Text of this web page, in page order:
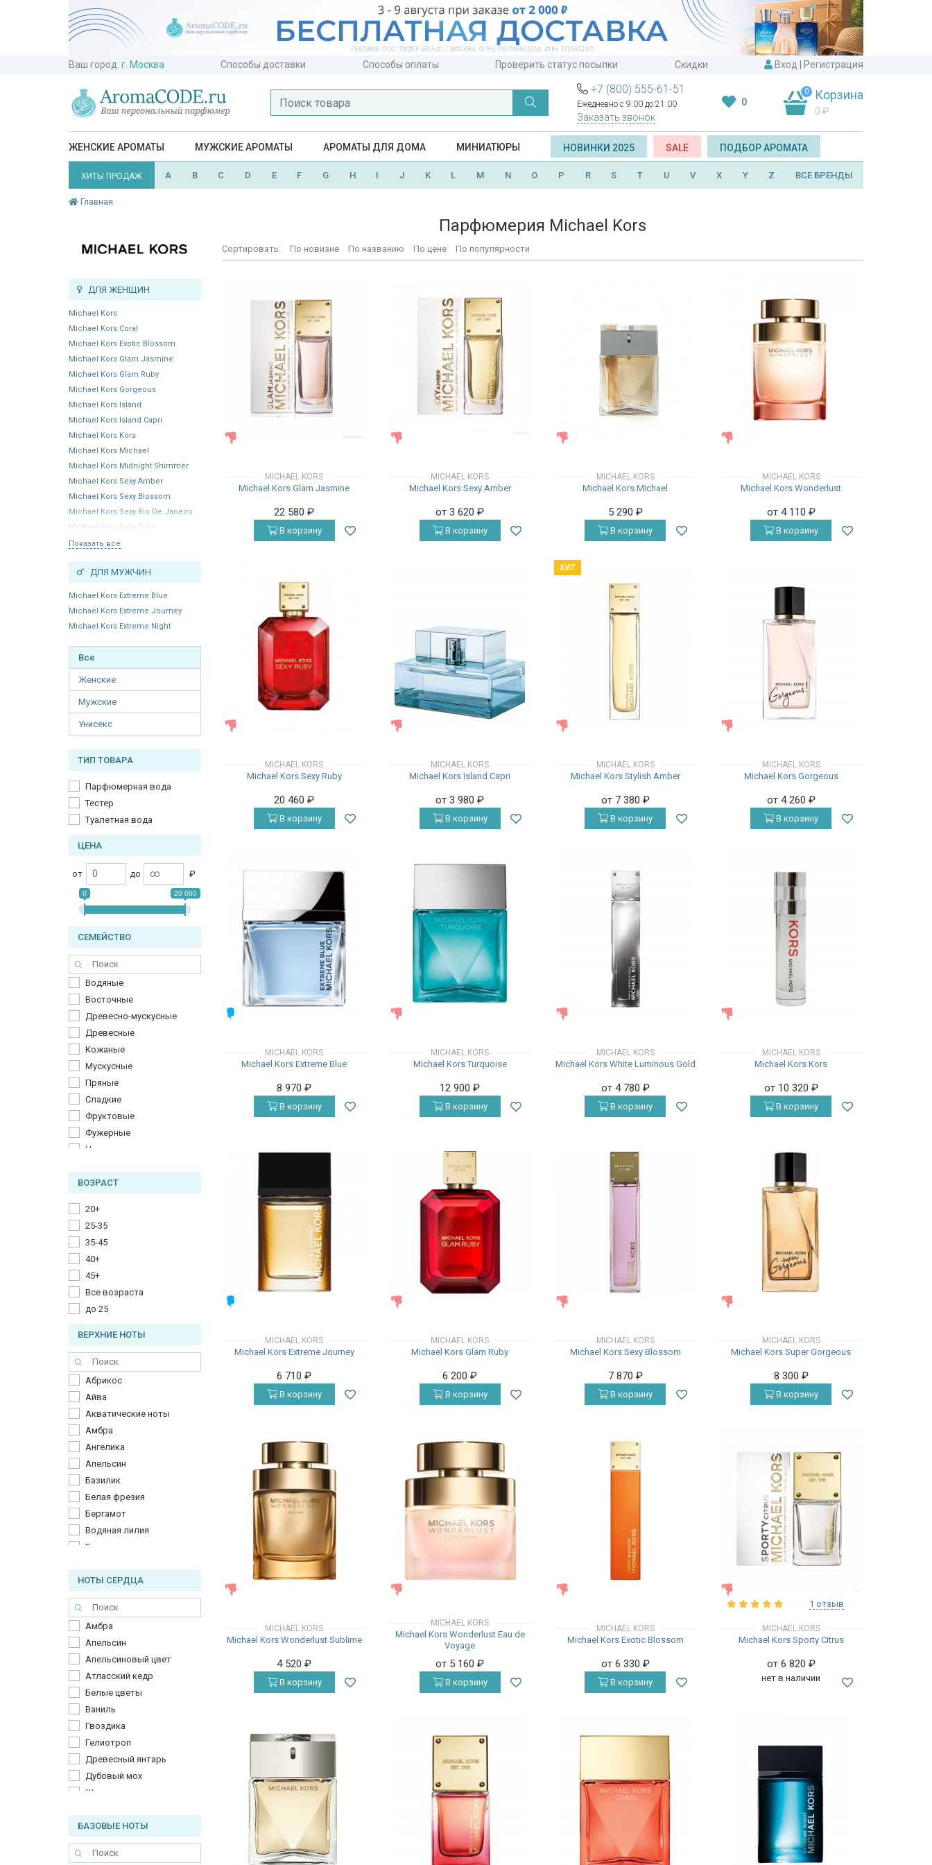
Ваш город: г. Москва Способы доставки Способы оплаты Проверить статус посылки Скидки Вход Регистрация
+7 (800) 555-61-51
Ежедневно с 9:00 до 21:00
Заказать звонок
0
0 Корзина
0 ₽
ЖЕНСКИЕ АРОМАТЫ МУЖСКИЕ АРОМАТЫ АРОМАТЫ ДЛЯ ДОМА МИНИАТЮРЫ НОВИНКИ 2025 SALE ПОДБОР АРОМАТА
ХИТЫ ПРОДАЖ A B C D E F G H I J K L M N O P R S T U V X Y Z ВСЕ БРЕНДЫ
Главная
ДЛЯ ЖЕНЩИН
Michael Kors
Michael Kors Coral
Michael Kors Exotic Blossom
Michael Kors Glam Jasmine
Michael Kors Glam Ruby
Michael Kors Gorgeous
Michael Kors Island
Michael Kors Island Capri
Michael Kors Kors
Michael Kors Michael
Michael Kors Midnight Shimmer
Michael Kors Sexy Amber
Michael Kors Sexy Blossom
Michael Kors Sexy Rio De Janeiro
Michael Kors Sexy Ruby
Показать все
ДЛЯ МУЖЧИН
Michael Kors Extreme Blue
Michael Kors Extreme Journey
Michael Kors Extreme Night
Все
Женские
Мужские
Унисекс
ТИП ТОВАРА
Парфюмерная вода
Тестер
Туалетная вода
ЦЕНА
от до ₽
0 20 000
СЕМЕЙСТВО
Водяные
Восточные
Древесно-мускусные
Древесные
Кожаные
Мускусные
Пряные
Сладкие
Фруктовые
Фужерные
Цветочные
Шипровые
ВОЗРАСТ
20+
25-35
35-45
40+
45+
Все возраста
до 25
ВЕРХНИЕ НОТЫ
Абрикос
Айва
Акватические ноты
Амбра
Ангелика
Апельсин
Базилик
Белая фрезия
Бергамот
Водяная лилия
Гранат
Груша
Жасмин
Зеленые листья
Кардамон
Кипарис
Коньяк
Лаванда
Ладан
Лайм
Лимон
Личи
Малина
Манго
Миндальное молоко
Мирра
Мускатный орех
НОТЫ СЕРДЦА
Амбра
Апельсин
Апельсиновый цвет
Атласский кедр
Белые цветы
Ваниль
Гвоздика
Гелиотроп
Древесный янтарь
Дубовый мох
Жасмин
Жимолость
Иланг-Иланг
Имбирь
БАЗОВЫЕ НОТЫ
Парфюмерия Michael Kors
Сортировать: По новизне По названию По цене По популярности
MICHAEL KORS
Michael Kors Glam Jasmine
22 580₽
В корзину
MICHAEL KORS
Michael Kors Sexy Amber
от 3 620₽
В корзину
MICHAEL KORS
Michael Kors Michael
5 290 ₽
В корзину
MICHAEL KORS
Michael Kors Wonderlust
от 4 110 ₽
В корзину
MICHAEL KORS
Michael Kors Sexy Ruby
20 460₽
В корзину
MICHAEL KORS
Michael Kors Island Capri
от 3 980₽
В корзину
ХИТ
MICHAEL KORS
Michael Kors Stylish Amber
от 7 380 ₽
В корзину
MICHAEL KORS
Michael Kors Gorgeous
от 4 260 ₽
В корзину
MICHAEL KORS
Michael Kors Extreme Blue
8 970₽
В корзину
MICHAEL KORS
Michael Kors Turquoise
12 900₽
В корзину
MICHAEL KORS
Michael Kors White Luminous Gold
от 4 780 ₽
В корзину
MICHAEL KORS
Michael Kors Kors
от 10 320 ₽
В корзину
MICHAEL KORS
Michael Kors Extreme Journey
6 710₽
В корзину
MICHAEL KORS
Michael Kors Glam Ruby
6 200₽
В корзину
MICHAEL KORS
Michael Kors Sexy Blossom
7 870 ₽
В корзину
MICHAEL KORS
Michael Kors Super Gorgeous
8 300 ₽
В корзину
MICHAEL KORS
Michael Kors Wonderlust Sublime
4 520₽
В корзину
MICHAEL KORS
Michael Kors Wonderlust Eau de
Voyage
от 5 160₽
В корзину
MICHAEL KORS
Michael Kors Exotic Blossom
от 6 330 ₽
В корзину
1 отзыв
MICHAEL KORS
Michael Kors Sporty Citrus
от 6 820 ₽
нет в наличии